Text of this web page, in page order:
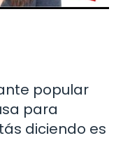
popular
para
diciendo es